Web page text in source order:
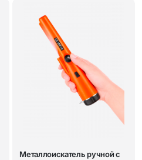
Металлоискатель ручной с